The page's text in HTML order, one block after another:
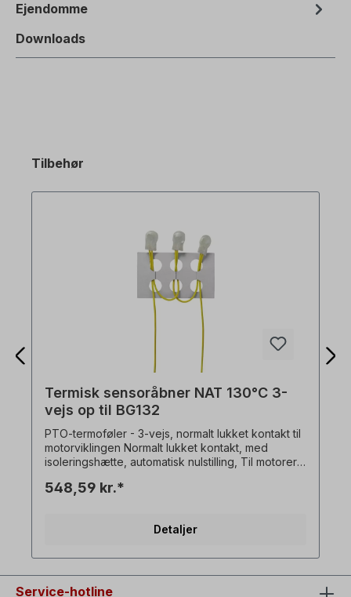
Ejendomme
Downloads
Tilbehør
Termisk sensoråbner NAT 130°C 3-
vejs op til BG132
PTO-termoføler - 3-vejs, normalt lukket kontakt til
motorviklingen Normalt lukket kontakt, med
isoleringshætte, automatisk nulstilling, Til motorer i
nominelle koblingstemperatur (NST)nås, springer
koblingsmekanismen.Når temperaturen falder til
(RST), springer koblingsmekanismen tilbage til sin
stabile startposition på. Kun mod tillæg! Kan ikke
bestilles separat.
548,59 kr.*
Detaljer
Service-hotline